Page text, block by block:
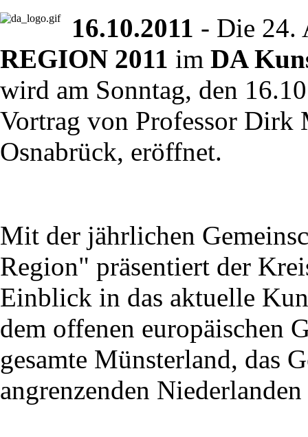
16.10.2011 - Die 24.
REGION 2011 im DA
wird am Sonntag, den
Vortrag von Professor Dirk
Osnabrück, eröffnet.
Mit der jährlichen
Region" präsentiert der
Einblick in das aktuelle
dem offenen europäischen
gesamte Münsterland, das
angrenzenden